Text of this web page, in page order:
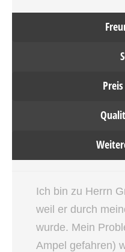
Ich bin zu Herrn
weil er durch
wurde. Mein
Ampel gefahren)